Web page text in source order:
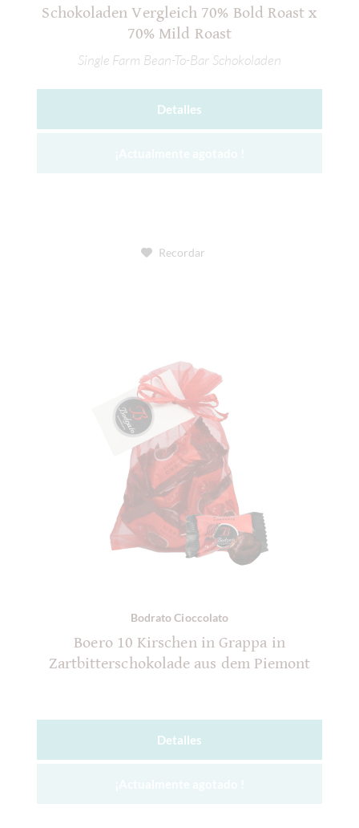
Schokoladen Vergleich 70% Bold Roast x
70% Mild Roast
Single Farm Bean-To-Bar Schokoladen
Detalles
Recordar
Bodrato Cioccolato
Boero 10 Kirschen in Grappa in
Zartbitterschokolade aus dem Piemont
Detalles